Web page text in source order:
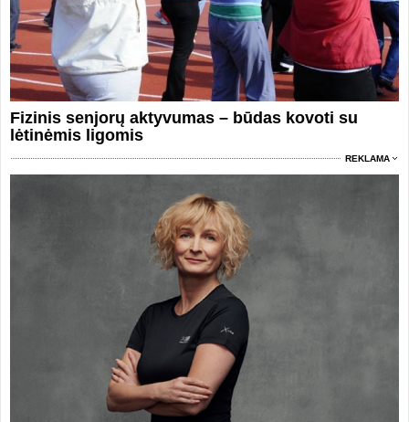
Fizinis senjorų aktyvumas – būdas kovoti su
lėtinėmis ligomis
REKLAMA